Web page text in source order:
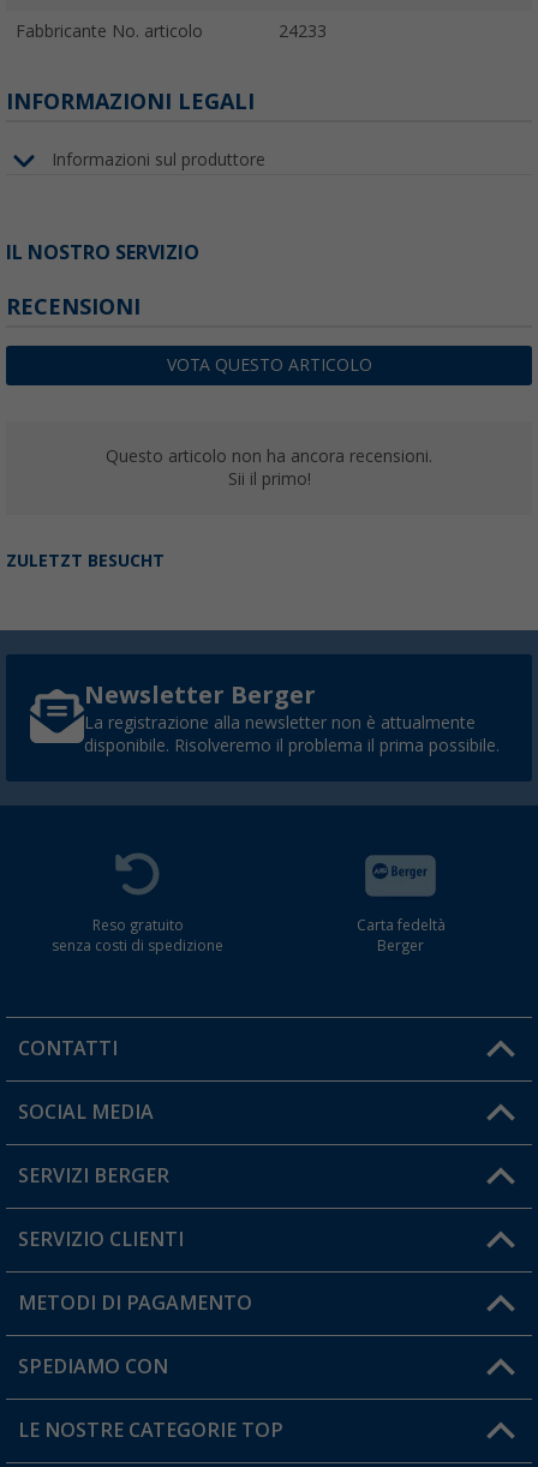
Fabbricante No. articolo 24233
INFORMAZIONI LEGALI
Informazioni sul produttore
IL NOSTRO SERVIZIO
RECENSIONI
VOTA QUESTO ARTICOLO
Questo articolo non ha ancora recensioni.
Sii il primo!
ZULETZT BESUCHT
Newsletter Berger
La registrazione alla newsletter non è attualmente
disponibile. Risolveremo il problema il prima possibile.
Reso gratuito
senza costi di spedizione
Carta fedeltà
Berger
CONTATTI
Orari di apertura del servizio:
Hai una domanda?
SOCIAL MEDIA
SERVIZI BERGER
Diventare rivenditori
Il mio Account
Carta fedeltà Berger
SERVIZIO CLIENTI
Informazioni sulla spedizione
Resi
FAQ e Contatti
METODI DI PAGAMENTO
SPEDIAMO CON
LE NOSTRE CATEGORIE TOP